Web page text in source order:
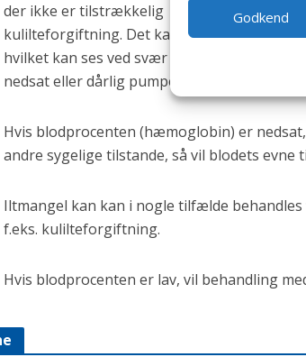
Godkend
der ikke er tilstrækkelig ilt i
kulilteforgiftning. Det kan også skyldes, at
hvilket kan ses ved svær bronchitis og svær
nedsat eller dårlig pumpeaktivitet af
Hvis blodprocenten (hæmoglobin) er
andre sygelige tilstande, så vil blodets
Iltmangel kan kan i nogle tilfælde
f.eks. kulilteforgiftning.
Hvis blodprocenten er lav, vil behandling